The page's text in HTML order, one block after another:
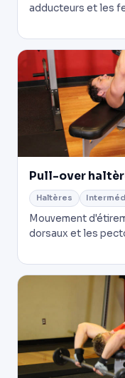
adducteurs et les
Pull-over
Haltères
Mouvement
dorsaux et les